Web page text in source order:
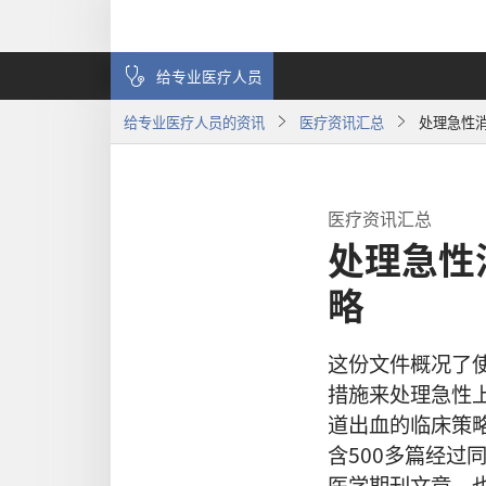
给专业医疗人员
给专业医疗人员的资讯 医疗资讯汇总 处理急性
医疗资讯汇总
处理急
略
这份文件概况了
措施来处理急性
道出血的临床策
含500多篇经过